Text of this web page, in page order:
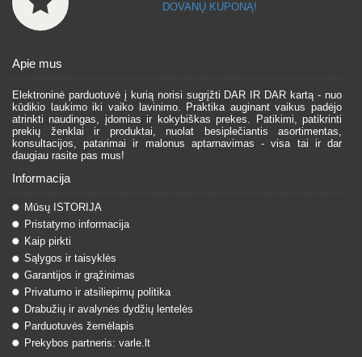
DOVANŲ KUPONĄ!
Apie mus
Elektroninė parduotuvė į kurią norisi sugrįžti DAR IR DAR kartą - nuo
kūdikio laukimo iki vaiko lavinimo. Praktika auginant vaikus padėjo
atrinkti naudingas, įdomias ir kokybiškas prekes. Patikimi, patikrinti
prekių ženklai ir produktai, nuolat besiplečiantis asortimentas,
konsultacijos, patarimai ir malonus aptarnavimas - visa tai ir dar
daugiau rasite pas mus!
Informacija
Mūsų ISTORIJA
Pristatymo informacija
Kaip pirkti
Sąlygos ir taisyklės
Garantijos ir grąžinimas
Privatumo ir atsiliepimų politika
Drabužių ir avalynės dydžių lentelės
Parduotuvės žemėlapis
Prekybos partneris: varle.lt